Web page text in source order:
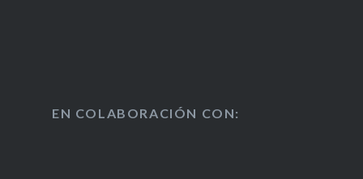
EN COLABORACIÓN CON: